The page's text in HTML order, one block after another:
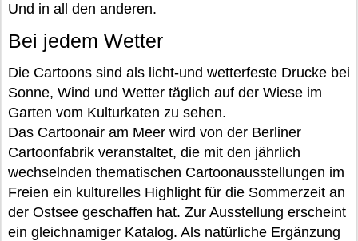
Und in all den anderen.
Bei jedem Wetter
Die Cartoons sind als licht-und wetterfeste Drucke bei
Sonne, Wind und Wetter täglich auf der Wiese im
Garten vom Kulturkaten zu sehen.
Das Cartoonair am Meer wird von der Berliner
Cartoonfabrik veranstaltet, die mit den jährlich
wechselnden thematischen Cartoonausstellungen im
Freien ein kulturelles Highlight für die Sommerzeit an
der Ostsee geschaffen hat. Zur Ausstellung erscheint
ein gleichnamiger Katalog. Als natürliche Ergänzung